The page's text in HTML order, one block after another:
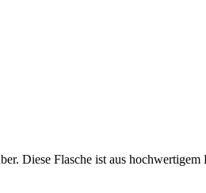
Diese Flasche ist aus